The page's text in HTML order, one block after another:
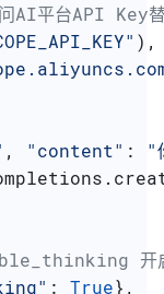
问AI平台API
),
, "content" : "
开
: True},